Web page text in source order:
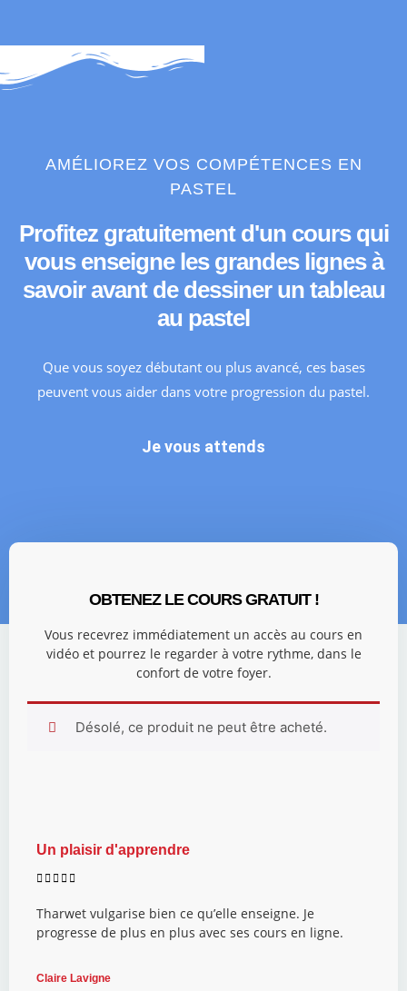
AMÉLIOREZ VOS COMPÉTENCES EN
PASTEL
Profitez gratuitement d'un cours qui
vous enseigne les grandes lignes à
savoir avant de dessiner un tableau
au pastel
Que vous soyez débutant ou plus avancé, ces bases
peuvent vous aider dans votre progression du pastel.
Je vous attends
OBTENEZ LE COURS GRATUIT !
Vous recevrez immédiatement un accès au cours en
vidéo et pourrez le regarder à votre rythme, dans le
confort de votre foyer.
Désolé, ce produit ne peut être acheté.
Un plaisir d'apprendre
    
Tharwet vulgarise bien ce qu’elle enseigne. Je
progresse de plus en plus avec ses cours en ligne.
Claire Lavigne